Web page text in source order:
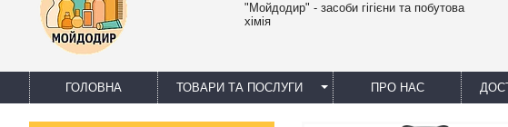
"Мойдодир" - засоби гігієни та побутова
хімія
ГОЛОВНА ТОВАРИ ТА ПОСЛУГИ ПРО НАС